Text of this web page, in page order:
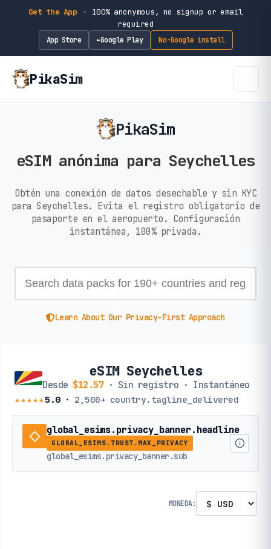
Get the App ·
100% anonymous, no signup or email
required
App Store ►Google Play No-Google install
PikaSim
PikaSim
eSIM anónima para Seychelles
Obtén una conexión de datos desechable y sin KYC
para Seychelles. Evita el registro obligatorio de
pasaporte en el aeropuerto. Configuración
instantánea, 100% privada.
Learn About Our Privacy-First Approach
eSIM Seychelles
Desde $12.57· Sin registro · Instantáneo
★★★★★5.0· 2,500+ country.tagline_delivered
global_esims.privacy_banner.headline
GLOBAL_ESIMS.TRUST.MAX_PRIVACY
global_esims.privacy_banner.sub
MONEDA: